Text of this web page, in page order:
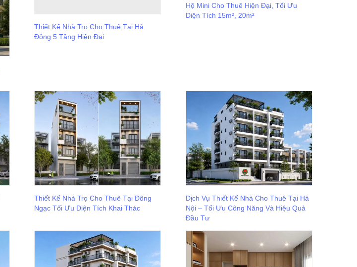
Thiết Kế Nhà Trọ Cho Thuê Tại Hà
Đông 5 Tầng Hiện Đại
Hộ Mini Cho Thuê Hiện Đại, Tối Ưu
Diện Tích 15m², 20m²
Thiết Kế Nhà Trọ Cho Thuê Tại Đông
Ngạc Tối Ưu Diện Tích Khai Thác
Dịch Vụ Thiết Kế Nhà Cho Thuê Tại Hà
Nội – Tối Ưu Công Năng Và Hiệu Quả
Đầu Tư